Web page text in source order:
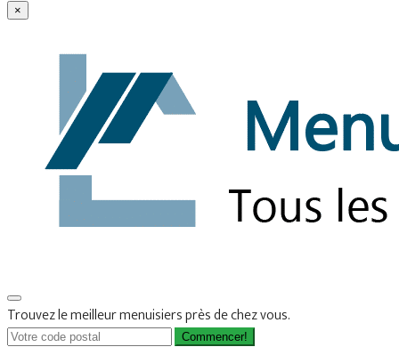
×
Trouvez le meilleur menuisiers près de chez vous.
Commencer!